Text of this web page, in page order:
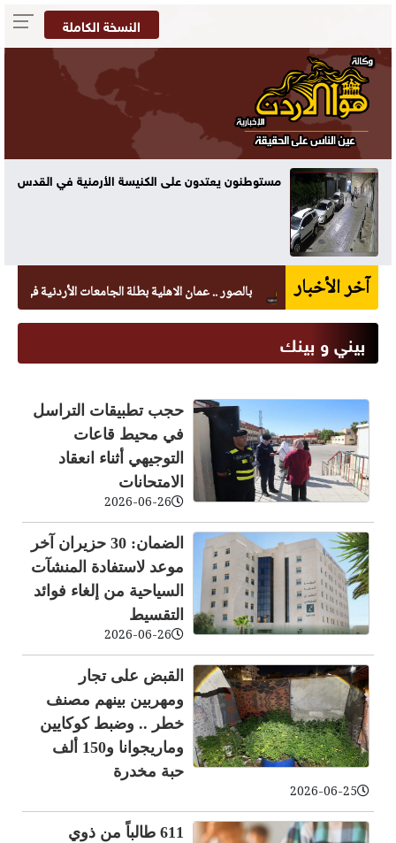
النسخة الكاملة
في القدس
آخر الأخبار بالصور .. عمان الاهلية بطلة الجامعات الأردنية في الكراتيه
بيني و بينك
حجب تطبيقات التراسل
في محيط قاعات
التوجيهي أثناء انعقاد
الامتحانات
2026-06-26
الضمان: 30 حزيران آخر
موعد لاستفادة المنشآت
السياحية من إلغاء فوائد
التقسيط
2026-06-26
القبض على تجار
ومهربين بينهم مصنف
خطر .. وضبط كوكايين
وماريجوانا و150 ألف
حبة مخدرة
2026-06-25
611 طالباً من ذوي